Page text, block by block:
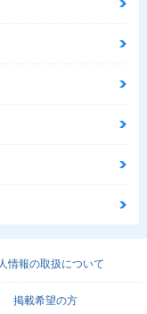
情報の取扱について
掲載希望の方